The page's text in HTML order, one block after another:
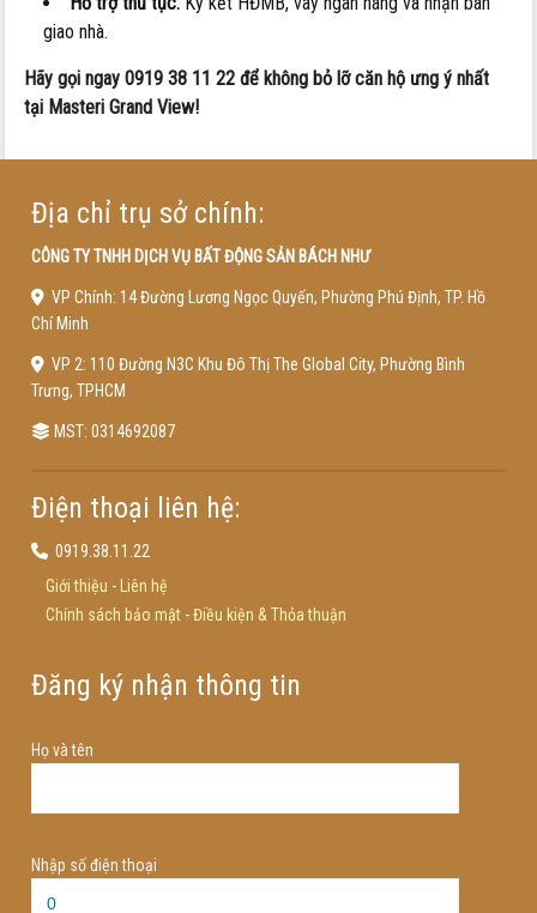
giao nhà.
Hãy gọi ngay 0919 38 11 22 để không bỏ lỡ căn hộ ưng ý nhất
tại Masteri Grand View!
Địa chỉ trụ sở chính:
CÔNG TY TNHH DỊCH VỤ BẤT ĐỘNG SẢN BÁCH NHƯ
VP Chính: 14 Đường Lương Ngọc Quyến, Phường Phú Định, TP. Hồ
Chí Minh
VP 2: 110 Đường N3C Khu Đô Thị The Global City, Phường Bình
Trưng, TPHCM
MST: 0314692087
Điện thoại liên hệ:
0919.38.11.22
Giới thiệu -
Liên hệ
Chính sách bảo mật-Điều kiện & Thỏa thuận
Đăng ký nhận thông tin
Họ và tên
Nhập số điện thoại